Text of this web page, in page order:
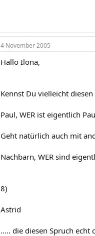
4 November 2005
Hallo Ilona,
Kennst Du vielleicht
Paul, WER ist eigentlich
Geht natürlich auch mit
Nachbarn, WER sind
8)
Astrid
..... die diesen Spruch